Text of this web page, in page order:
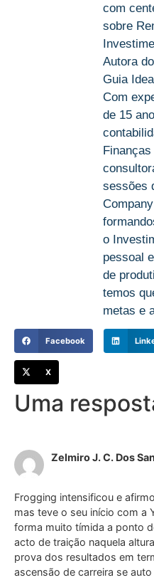
com
sobre
Autora
Guia
Com
de 15
sessões
o
pessoal
de
temos
metas e
Facebook
X
Uma
Zelmiro J. C. Dos
Frogging intensificou e
mas teve o seu início com a
forma muito tímida a ponto
acto de traição naquela
prova dos resultados em
ascensão de carreira se